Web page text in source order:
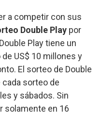
a competir con sus
Double Play por
Play tiene un
US$ 10 millones y
El sorteo de Double
sorteo de
y sábados. Sin
solamente en 16